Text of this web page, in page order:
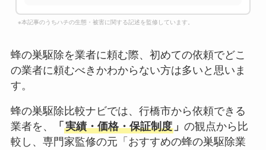
※本記事のうちハチの生態・被害に関する記述を監修しています。
蜂の巣駆除を業者に頼む際、初めての依頼でどこ
の業者に頼むべきかわからない方は多いと思いま
す。
蜂の巣駆除比較ナビでは、行橋市から依頼できる
業者を、
「 実績・価格・保証制度」 の観点から比
較し、専門家監修の元「おすすめの蜂の巣駆除業